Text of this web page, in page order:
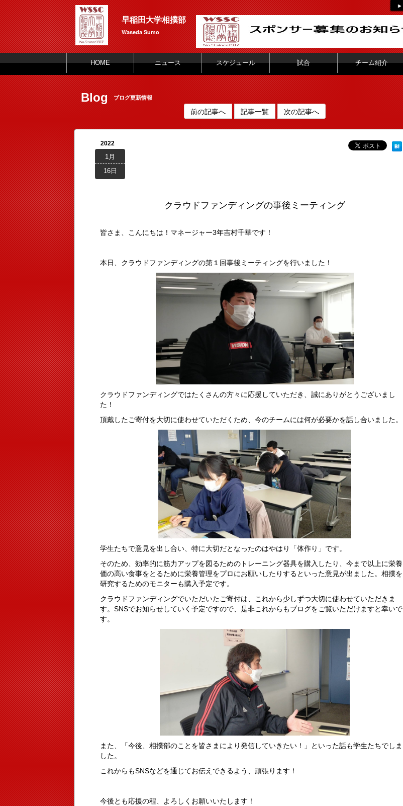
早稲田大学相撲部
Waseda Sumo
HOME ニュース スケジュール 試合 チーム紹介
Blog ブログ更新情報
前の記事へ 記事一覧 次の記事へ
2022
1月
16日
クラウドファンディングの事後ミーティング
皆さま、こんにちは！マネージャー3年吉村千華です！
本日、クラウドファンディングの第１回事後ミーティングを行いました！
クラウドファンディングではたくさんの方々に応援していただき、誠にありがとうございまし
た！
頂戴したご寄付を大切に使わせていただくため、今のチームには何が必要かを話し合いました。
学生たちで意見を出し合い、特に大切だとなったのはやはり「体作り」です。
そのため、効率的に筋力アップを図るためのトレーニング器具を購入したり、今まで以上に栄養
価の高い食事をとるために栄養管理をプロにお願いしたりするといった意見が出ました。相撲を
研究するためのモニターも購入予定です。
クラウドファンディングでいただいたご寄付は、これから少しずつ大切に使わせていただきま
す。SNSでお知らせしていく予定ですので、是非これからもブログをご覧いただけますと幸いで
す。
また、「今後、相撲部のことを皆さまにより発信していきたい！」といった話も学生たちでしま
した。
これからもSNSなどを通じてお伝えできるよう、頑張ります！
今後とも応援の程、よろしくお願いいたします！